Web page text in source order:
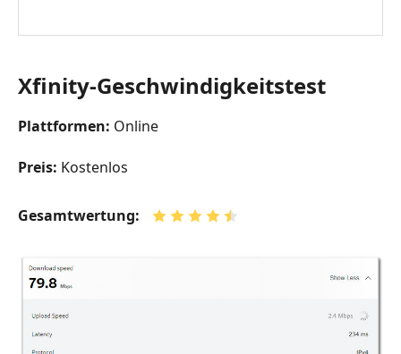
Xfinity-Geschwindigkeitstest
Plattformen: Online
Preis: Kostenlos
Gesamtwertung: